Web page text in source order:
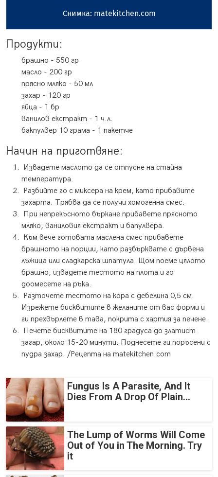
Снимка: matekitchen.com
Продукти:
брашно - 550 гр
масло - 200 гр
прясно мляко - 50 мл
захар - 120 гр
яйца - 1 бр
ванилов екстракт - 1 ч.л.
бакпулвер 10 грама - 1 пакетче
Начин на приготвяне:
Извадете маслото да се отпусне на стайна
температура.
Разбийте го с миксера на крем, като прибавите
захарта. Трябва да се получи хомогенна смес.
При непрекъсното бъркане прибавете прясното
мляко, ваниловия екстракт и бапулвера.
Към вече готовата маслена смес прибавете
брашното на порции, като разбърквате с дървена
лъжица или сладкарска шпатула. Щом поеме цялото
брашно, извадете тестото на плота и го
доомесете на ръка.
Разточете тестото на кора с дебелина 0,5 см.
Изрежете бисквитите в желаните от вас форми и
ги прехвърлете в тава, покрита с хартия за печене.
Печете бисквитите на 180 градуса до златист
загар, около 15-20 минути. Поднесете ги поръсени с
пудра захар. /Рецепта на matekitchen.com
Fungus Is A Parasite, And It
Dies From A Drop Of Plain...
The Lump of Worms Will Come
Out of You in The Morning. Try
it